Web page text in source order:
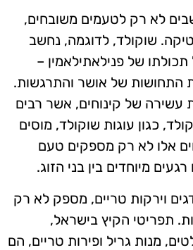
לא רק לטעמים משובחים,
שוקולד, לדוגמה, נחשב
של פנילאתילאמין –
התחושות של אושר והתרגשות.
עשירה של קינוחים, אשר רבים
כגון עוגות שוקולד, מוסים
אלו לא רק מספקים טעם
מיוחדים בין בני הזוג.
וירקות טריים, מספק לא רק
תפריטי הקיץ בישראל,
מנות גריל ופירות טריים, הם